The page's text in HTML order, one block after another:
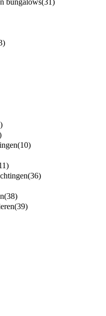
bungalows(31)
(10)
(36)
(38)
(39)